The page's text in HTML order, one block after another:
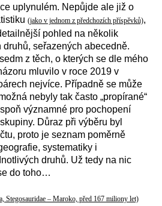
uplynulém. Nepůjde ale již o
(jako v jednom z předchozích příspěvků),
pohled na několik
seřazených abecedně.
z těch, o kterých se dle mého
mluvilo v roce 2019 v
nejvíce. Případně se může
nebyly tak často „propírané“
významné pro pochopení
Důraz při výběru byl
proto je seznam poměrně
systematiky i
druhů. Už tedy na nic
do toho…
Stegosauridae – Maroko, před 167 miliony let)